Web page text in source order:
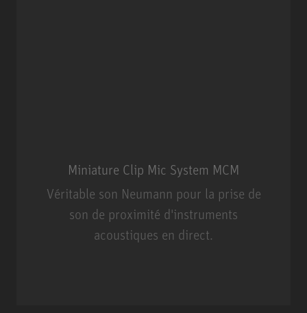
Miniature Clip Mic System MCM
Véritable son Neumann pour la prise de
son de proximité d'instruments
acoustiques en direct.